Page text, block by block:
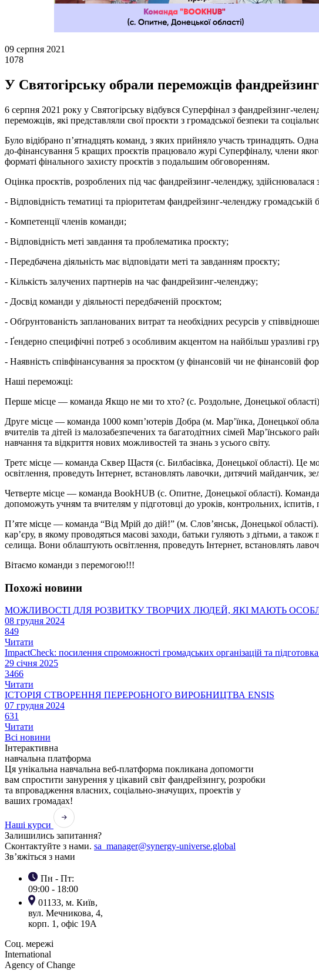
09 серпня 2021
1078
У Святогірську обрали переможців
6 серпня 2021 року у Святогірську відбувся Суперфінал з фандрейзинг-
переможців, які представляли свої проєкти з громадської безпеки та
Було відібрано п’ятнадцять команд, з яких прийняло участь тринадцять.
до-фінансування 5 кращих проєктів працювало журі Суперфіналу, члени
форматі фінального захисту проєктів з подальшим обговоренням.
Оцінка проєктів, розроблених під час фандрейзинг-челенджу,
- Відповідність тематиці та пріоритетам фандрейзинг-челенджу громадській
- Компетенції членів команди;
- Відповідність меті завдання та проблематика проєкту;
- Передбачена діяльність має відповідати меті та завданням проєкту;
- Кількість залучених партнерів на час фандрейзинг-челенджу;
- Досвід команди у діяльності передбаченій проєктом;
- Обґрунтованість запланованих витрат та необхідних ресурсів у
- Ґендерно специфічні потреб з особливим акцентом на найбільш уразливі
- Наявність співфінансування за проєктом (у фінансовій чи не фінансовій
Наші переможці:
Перше місце — команда Якщо не ми то хто? (с. Роздольне, Донецької
Друге місце — команда 1000 комп’ютерів Добра (м. Мар’їнка, Донецької
вчителів та дітей із малозабезпечених та багатодітних сімей Мар’їнського
навчання та відкриття нових можливостей та знань з усього світу.
Третє місце — команда Сквер Щастя (с. Билбасівка, Донецької області). Це
освітлення, проведуть Інтернет, встановлять лавочки, дитячий майданчик,
Четверте місце — команда BookHUB (с. Опитне, Донецької області). Команда
допоможуть учням та вчителям у підготовці до уроків, контрольних, іспитів,
П’яте місце — команда “Від Мрій до дій!” (м. Слов’янськ, Донецької
кар’єру, в якому проводяться масові заходи, батьки гуляють з дітьми, а
селища. Вони облаштують освітлення, проведуть Інтернет, встановлять
Вітаємо команди з перемогою!!!
Похожі новини
МОЖЛИВОСТІ ДЛЯ РОЗВИТКУ ТВОРЧИХ ЛЮДЕЙ, ЯКІ МАЮТЬ
08 грудня 2024
849
Читати
ImpactCheck: посилення спроможності громадських організацій та
29 січня 2025
3466
Читати
ІСТОРІЯ СТВОРЕННЯ ПЕРЕРОБНОГО ВИРОБНИЦТВА ENSIS
07 грудня 2024
631
Читати
Всі новини
Інтерактивна
навчальна платформа
Ця унікальна навчальна веб-платформа покликана допомогти
вам спростити занурення у цікавий світ фандрейзингу, розробки
та впровадження власних, соціально-значущих, проектів у
ваших громадах!
Наші курси
Залишились запитання?
Сконтактуйте з нами. sa_manager@synergy-universe.global
Зв’яжіться з нами
Пн - Пт:
09:00 - 18:00
01133, м. Київ,
вул. Мечникова, 4,
корп. 1, офіс 19А
Соц. мережі
International
Agency of Change